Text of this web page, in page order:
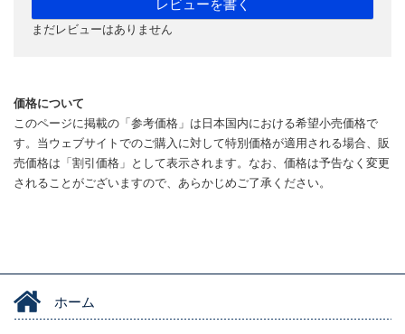
まだレビューはありません
価格について
このページに掲載の「参考価格」は日本国内における希望小売価格で
す。当ウェブサイトでのご購入に対して特別価格が適用される場合、販
売価格は「割引価格」として表示されます。なお、価格は予告なく変更
されることがございますので、あらかじめご了承ください。
ホーム